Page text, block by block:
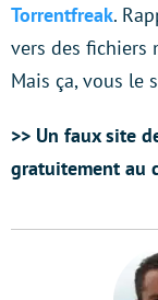
Torrentfreak.
vers des fichiers
Mais ça, vous le
>> Un faux site
gratuitement au